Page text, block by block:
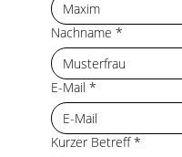
Nachname *
E-Mail *
Kurzer Betreff *